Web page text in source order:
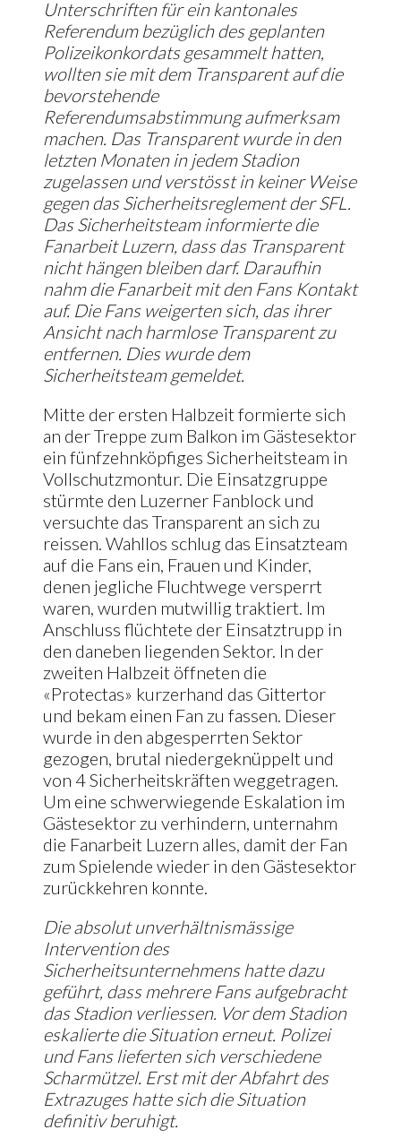
Unterschriften für ein kantonales
Referendum bezüglich des geplanten
Polizeikonkordats gesammelt hatten,
wollten sie mit dem Transparent auf die
bevorstehende
Referendumsabstimmung aufmerksam
machen. Das Transparent wurde in den
letzten Monaten in jedem Stadion
zugelassen und verstösst in keiner Weise
gegen das Sicherheitsreglement der SFL.
Das Sicherheitsteam informierte die
Fanarbeit Luzern, dass das Transparent
nicht hängen bleiben darf. Daraufhin
nahm die Fanarbeit mit den Fans Kontakt
auf. Die Fans weigerten sich, das ihrer
Ansicht nach harmlose Transparent zu
entfernen. Dies wurde dem
Sicherheitsteam gemeldet.
Mitte der ersten Halbzeit formierte sich
an der Treppe zum Balkon im Gästesektor
ein fünfzehnköpfiges Sicherheitsteam in
Vollschutzmontur. Die Einsatzgruppe
stürmte den Luzerner Fanblock und
versuchte das Transparent an sich zu
reissen. Wahllos schlug das Einsatzteam
auf die Fans ein, Frauen und Kinder,
denen jegliche Fluchtwege versperrt
waren, wurden mutwillig traktiert. Im
Anschluss flüchtete der Einsatztrupp in
den daneben liegenden Sektor. In der
zweiten Halbzeit öffneten die
«Protectas» kurzerhand das Gittertor
und bekam einen Fan zu fassen. Dieser
wurde in den abgesperrten Sektor
gezogen, brutal niedergeknüppelt und
von 4 Sicherheitskräften weggetragen.
Um eine schwerwiegende Eskalation im
Gästesektor zu verhindern, unternahm
die Fanarbeit Luzern alles, damit der Fan
zum Spielende wieder in den Gästesektor
zurückkehren konnte.
Die absolut unverhältnismässige
Intervention des
Sicherheitsunternehmens hatte dazu
geführt, dass mehrere Fans aufgebracht
das Stadion verliessen. Vor dem Stadion
eskalierte die Situation erneut. Polizei
und Fans lieferten sich verschiedene
Scharmützel. Erst mit der Abfahrt des
Extrazuges hatte sich die Situation
definitiv beruhigt.